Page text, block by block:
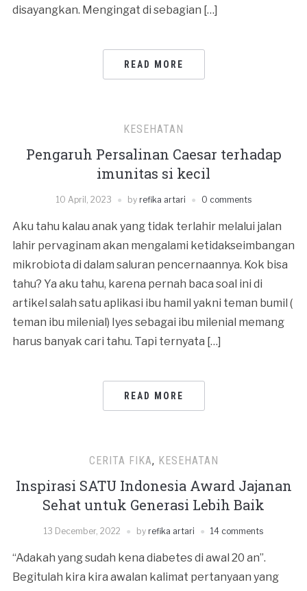
disayangkan. Mengingat di sebagian […]
READ MORE
KESEHATAN
Pengaruh Persalinan Caesar terhadap
imunitas si kecil
10 April, 2023 by refika artari 0 comments
Aku tahu kalau anak yang tidak terlahir melalui jalan
lahir pervaginam akan mengalami ketidakseimbangan
mikrobiota di dalam saluran pencernaannya. Kok bisa
tahu? Ya aku tahu, karena pernah baca soal ini di
artikel salah satu aplikasi ibu hamil yakni teman bumil (
teman ibu milenial) Iyes sebagai ibu milenial memang
harus banyak cari tahu. Tapi ternyata […]
READ MORE
CERITA FIKA, KESEHATAN
Inspirasi SATU Indonesia Award Jajanan
Sehat untuk Generasi Lebih Baik
13 December, 2022 by refika artari 14 comments
“Adakah yang sudah kena diabetes di awal 20 an”.
Begitulah kira kira awalan kalimat pertanyaan yang